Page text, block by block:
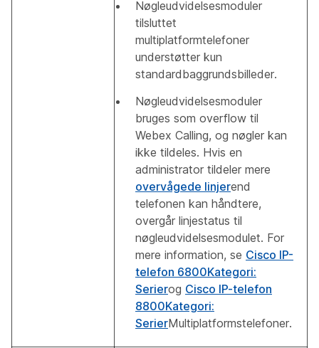
Nøgleudvidelsesmoduler
tilsluttet
multiplatformtelefoner
understøtter kun
standardbaggrundsbilleder.
Nøgleudvidelsesmoduler
bruges som overflow til
Webex Calling, og nøgler kan
ikke tildeles. Hvis en
administrator tildeler mere
overvågede linjerend
telefonen kan håndtere,
overgår linjestatus til
nøgleudvidelsesmodulet. For
mere information, se Cisco IP-
telefon 6800Kategori:
Serierog Cisco IP-telefon
8800Kategori:
SerierMultiplatformstelefoner.